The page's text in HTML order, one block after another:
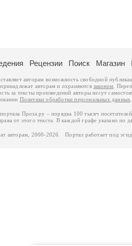
Рецензии Поиск Магазин
авторам возможность свободной
авторам и охраняются законом .
за тексты произведений авторы несут
Политики обработки персональных данных
Проза.ру – порядка 100 тысяч
от этого текста. В каждой графе указано по
авторам, 2000-2026. Портал работает под